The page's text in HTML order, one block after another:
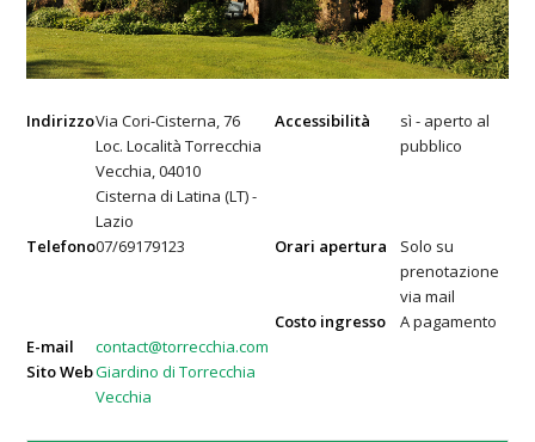
IndirizzoVia Cori-Cisterna, 76
Loc. Località Torrecchia
Vecchia, 04010
Cisterna di Latina (LT) -
Lazio
Accessibilità
sì - aperto al
pubblico
Telefono07/69179123 Orari apertura
Solo su
prenotazione
via mail
Costo ingresso
A pagamento
E-mail
contact@torrecchia.com
Sito WebGiardino di Torrecchia
Vecchia